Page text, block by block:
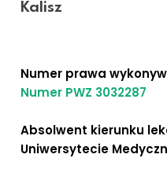
Kalisz
Numer prawa
Numer PWZ 3032287
Absolwent kierunku
Uniwersytecie